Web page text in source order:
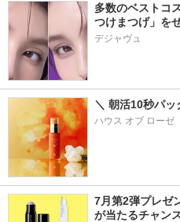
多数のベストコ
つけまつげ」を
デジャヴュ
＼ 朝活10秒パッ
ハウス オブ ローゼ
7月第2弾プレゼ
が当たるチャン